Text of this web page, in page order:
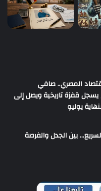
المصري.. صافي
يسجل قفزة تاريخية ويصل إلى
بين الجدل والفرصة